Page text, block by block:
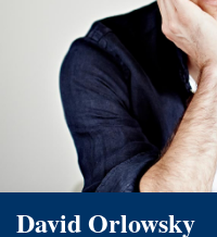
David Orlowsky